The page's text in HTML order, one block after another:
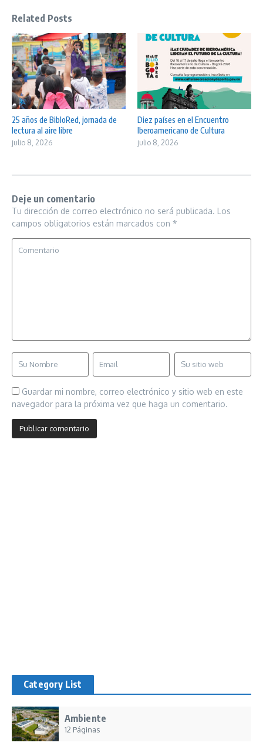
Related Posts
25 años de BibloRed, jornada de
lectura al aire libre
julio 8, 2026
Diez países en el Encuentro
Iberoamericano de Cultura
julio 8, 2026
Deje un comentario
Tu dirección de correo electrónico no será publicada. Los
campos obligatorios están marcados con *
Guardar mi nombre, correo electrónico y sitio web en este
navegador para la próxima vez que haga un comentario.
Category List
Ambiente
12 Páginas